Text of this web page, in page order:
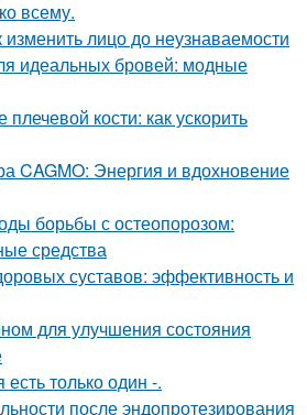
всему.
лицо до неузнаваемости
идеальных бровей: модные
кости: как ускорить
CAGMO: Энергия и вдохновение
борьбы с остеопорозом:
средства
суставов: эффективность и
для улучшения состояния
только один -.
после эндопротезирования